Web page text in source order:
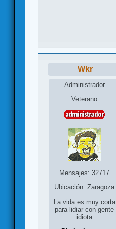
Wkr
Administrador
Veterano
Mensajes: 32717
Ubicación: Zaragoza
La vida es muy corta
para lidiar con gente
idiota